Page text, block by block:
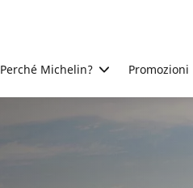
Perché Michelin? Promozioni